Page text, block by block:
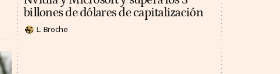
billones de dólares de capitalización
L. Broche